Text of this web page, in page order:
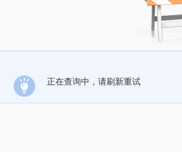
正在查询中，请刷新重试